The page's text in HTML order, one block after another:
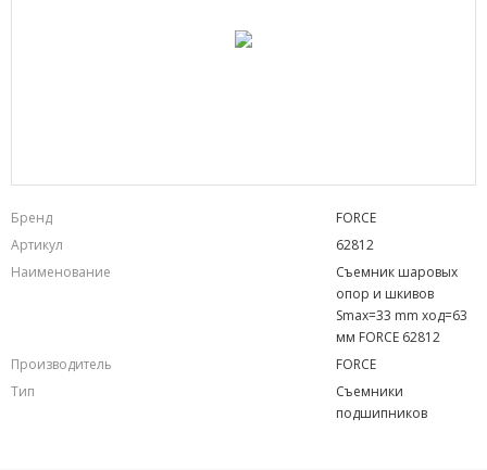
Бренд
FORCE
Артикул
62812
Наименование
Съемник шаровых
опор и шкивов
Smax=33 mm ход=63
мм FORCE 62812
Производитель
FORCE
Тип
Съемники
подшипников